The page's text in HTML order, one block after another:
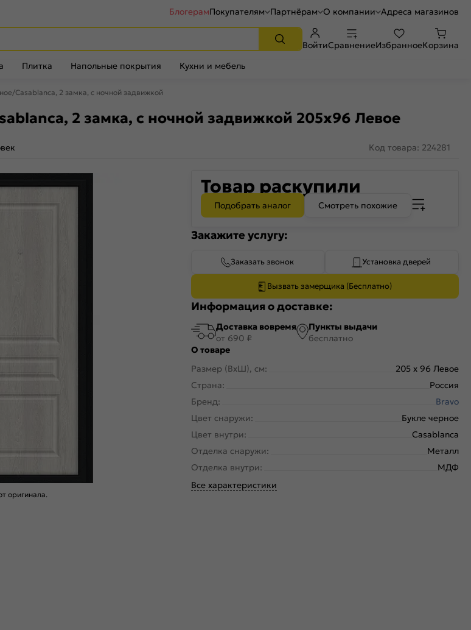
БлогерамПокупателям Партнёрам О компании Адреса магазинов
ВойтиСравнениеИзбранноеКорзина
Плитка Напольные покрытия Кухни и мебель
Casablanca, 2 замка, с ночной задвижкой
2 замка, с ночной задвижкой 205x96 Левое
Код товара: 224281
оригинала.
Товар раскупили
Подобрать аналог Смотреть похожие
Закажите услугу:
Заказать звонок Установка дверей
Вызвать замерщика (Бесплатно)
Информация о доставке:
Доставка вовремя
от 690 ₽
Пункты выдачи
бесплатно
О товаре
Размер (ВхШ), см:
205 x 96 Левое
Страна:
Россия
Бренд:
Bravo
Цвет снаружи:
Букле черное
Цвет внутри:
Casablanca
Отделка снаружи:
Металл
Отделка внутри:
МДФ
Все характеристики